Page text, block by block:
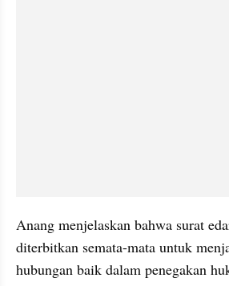
Anang menjelaskan bahwa surat
diterbitkan semata-mata untuk
hubungan baik dalam penegakan